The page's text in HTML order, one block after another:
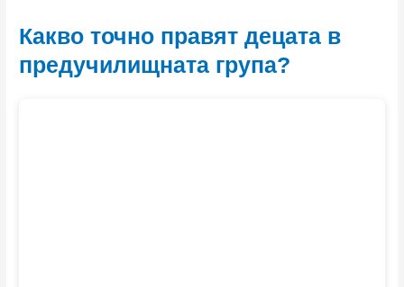
Какво точно правят децата в
предучилищната група?